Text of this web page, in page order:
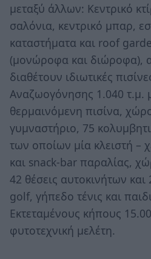
μεταξύ άλλων: Κεντρικό
σαλόνια, κεντρικό μπαρ,
καταστήματα και roof
(μονώροφα και διώροφα),
διαθέτουν ιδιωτικές
Αναζωογόνησης 1.040 τ.μ.
θερμαινόμενη πισίνα,
γυμναστήριο, 75
των οποίων μία κλειστή –
και snack-bar παραλίας,
42 θέσεις αυτοκινήτων
golf, γήπεδο τένις και
Εκτεταμένους κήπους
φυτοτεχνική μελέτη.